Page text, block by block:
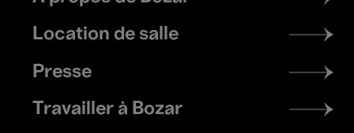
menu
Location de salle
Presse
Travailler à Bozar